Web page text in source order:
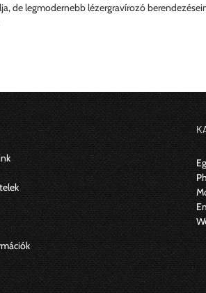
de legmodernebb lézergravírozó